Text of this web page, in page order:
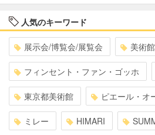
人気のキーワード
展示会/博覧会/展覧会 美術
フィンセント・ファン・ゴッホ
東京都美術館 ピエール・オ
ミレー HIMARI